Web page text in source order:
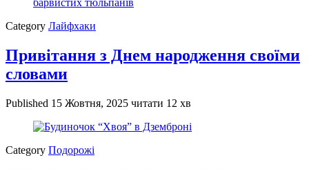
Category Лайфхаки
Привітання з Днем народження своїми
словами
Published 15 Жовтня, 2025 читати 12 хв
Category Подорожі